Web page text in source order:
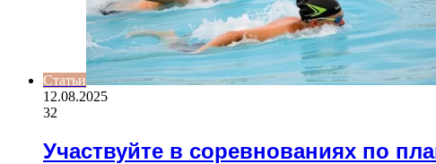
Статьи
12.08.2025
32
Участвуйте в соревнованиях по